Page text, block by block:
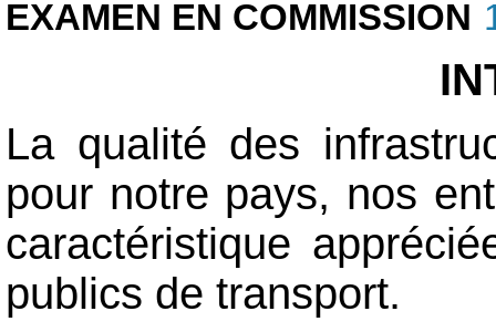
EXAMEN EN COMMISSION
La qualité des
pour notre pays, nos
caractéristique
publics de transport.